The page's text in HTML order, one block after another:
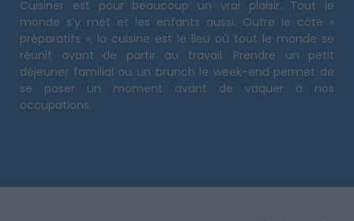
Cuisiner est pour beaucoup un vrai plaisir. Tout le
monde s’y met et les enfants aussi. Outre le côté «
préparatifs », la cuisine est le lieu où tout le monde se
réunit avant de partir au travail. Prendre un petit
déjeuner familial ou un brunch le week-end permet de
se poser un moment avant de vaquer à nos
occupations.